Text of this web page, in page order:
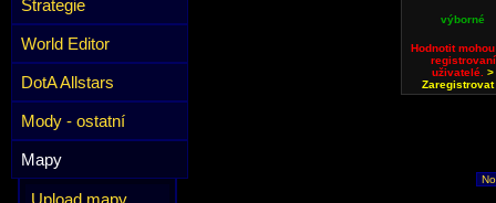
Strategie
World Editor
DotA Allstars
Mody - ostatní
Mapy
Upload mapy
výborné
Hodnotit
registrovaní
uživatelé.>
Zaregistrovat